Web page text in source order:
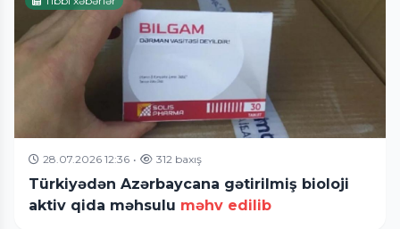
28.07.2026 12:36 • 312 baxış
Türkiyədən Azərbaycana gətirilmiş bioloji
aktiv qida məhsulu məhv edilib